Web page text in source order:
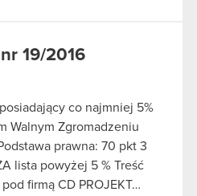
19/2016
co najmniej 5%
Walnym Zgromadzeniu
prawna: 70 pkt 3
lista powyżej 5 % Treść
firmą CD PROJEKT…